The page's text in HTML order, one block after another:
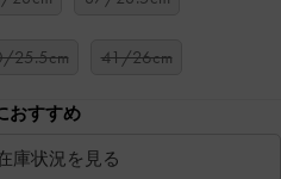
25.5cm 41/26cm
おすすめ
庫状況を見る